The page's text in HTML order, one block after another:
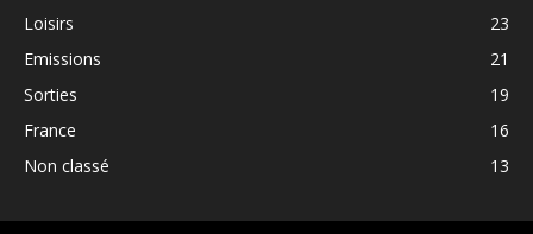
Loisirs
23
Emissions
21
Sorties
19
France
16
Non classé
13